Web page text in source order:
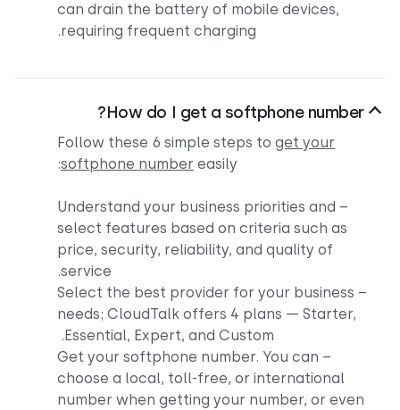
can drain the battery of mobile devices,
requiring frequent charging.
How do I get a softphone number?
Follow these 6 simple steps toget your
softphone numbereasily:
– Understand your business priorities and
select features based on criteria such as
price, security, reliability, and quality of
service.
– Select the best provider for your business
needs; CloudTalk offers 4 plans — Starter,
Essential, Expert, and Custom.
– Get your softphone number. You can
choose a local, toll-free, or international
number when getting your number, or even